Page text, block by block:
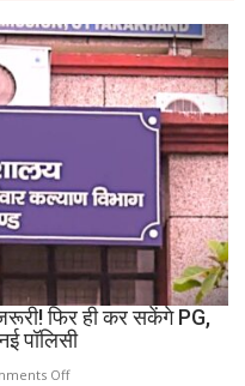
शादी
पर
नया
विवाद,
के
नाबालिग
का
दावा;
CWC
ने
जारी
किया
फिर ही कर सकेंगे PG,
पॉलिसी
Offon